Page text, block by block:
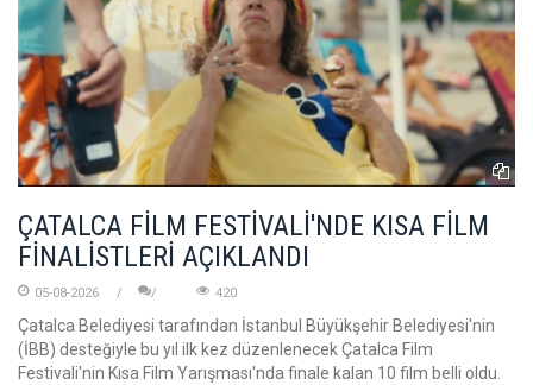
ÇATALCA FİLM FESTİVALİ'NDE KISA FİLM
FİNALİSTLERİ AÇIKLANDI
05-08-2026 420
Çatalca Belediyesi tarafından İstanbul Büyükşehir Belediyesi'nin
(İBB) desteğiyle bu yıl ilk kez düzenlenecek Çatalca Film
Festivali'nin Kısa Film Yarışması'nda finale kalan 10 film belli oldu.